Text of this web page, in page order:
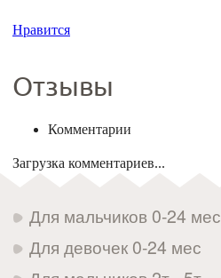
Нравится
Отзывы
Комментарии
Загрузка комментариев...
Для мальчиков 0-24 мес
Для девочек 0-24 мес